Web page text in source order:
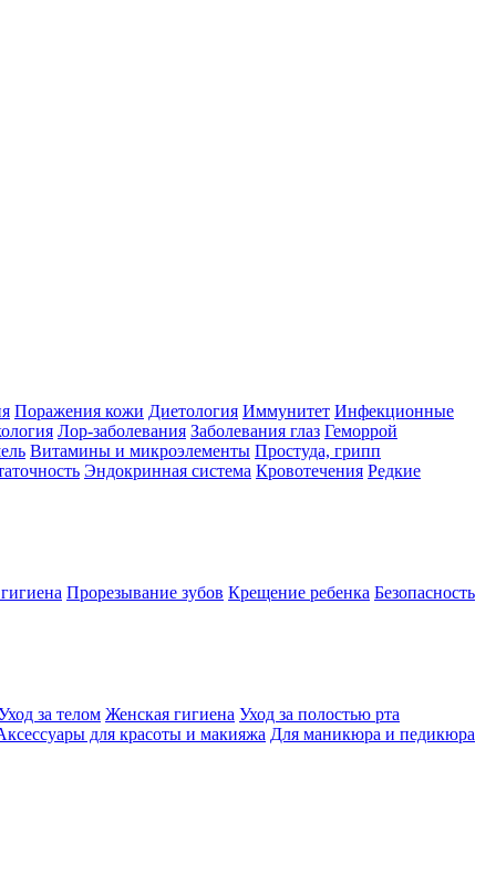
Поражения кожи Диетология Иммунитет Инфекционные
Лор-заболевания Заболевания глаз Геморрой
Витамины и микроэлементы Простуда, грипп
Эндокринная система Кровотечения Редкие
Прорезывание зубов Крещение ребенка Безопасность
за телом Женская гигиена Уход за полостью рта
для красоты и макияжа Для маникюра и педикюра